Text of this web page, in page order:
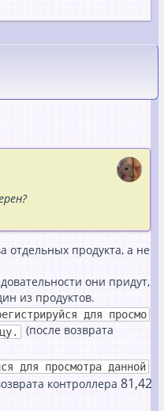
отдельных продукта, а не
они придут,
из продуктов.
для просмо
(после возврата
для просмотра данной
контроллера 81,42